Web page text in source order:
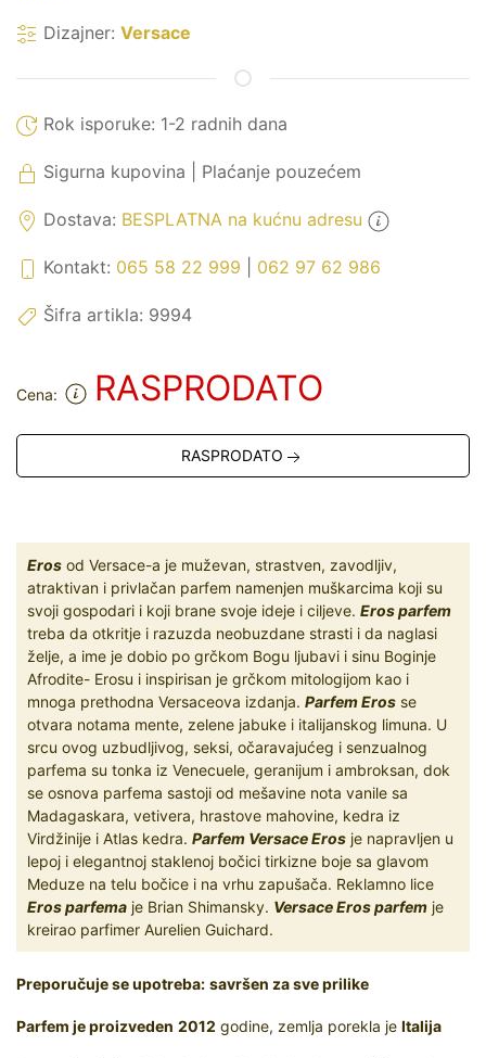
Dizajner: Versace
Rok isporuke: 1-2 radnih dana
Sigurna kupovina | Plaćanje pouzećem
Dostava: BESPLATNA na kućnu adresu
Kontakt: 065 58 22 999 062 97 62 986
Šifra artikla: 9994
Cena: RASPRODATO
RASPRODATO
Eros od Versace-a je muževan, strastven, zavodljiv,
atraktivan i privlačan parfem namenjen muškarcima koji su
svoji gospodari i koji brane svoje ideje i ciljeve. Eros parfem
treba da otkritje i razuzda neobuzdane strasti i da naglasi
želje, a ime je dobio po grčkom Bogu ljubavi i sinu Boginje
Afrodite- Erosu i inspirisan je grčkom mitologijom kao i
mnoga prethodna Versaceova izdanja. Parfem Eros se
otvara notama mente, zelene jabuke i italijanskog limuna. U
srcu ovog uzbudljivog, seksi, očaravajućeg i senzualnog
parfema su tonka iz Venecuele, geranijum i ambroksan, dok
se osnova parfema sastoji od mešavine nota vanile sa
Madagaskara, vetivera, hrastove mahovine, kedra iz
Virdžinije i Atlas kedra. Parfem Versace Eros je napravljen u
lepoj i elegantnoj staklenoj bočici tirkizne boje sa glavom
Meduze na telu bočice i na vrhu zapušača. Reklamno lice
Eros parfema je Brian Shimansky. Versace Eros parfem je
kreirao parfimer Aurelien Guichard.
Preporučuje se upotreba: savršen za sve prilike
Parfem je proizveden 2012 godine, zemlja porekla je Italija